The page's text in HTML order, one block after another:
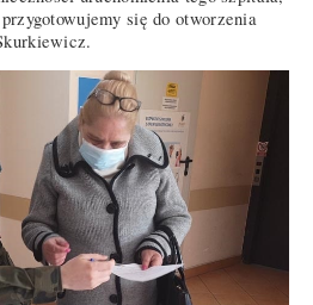
się do otworzenia